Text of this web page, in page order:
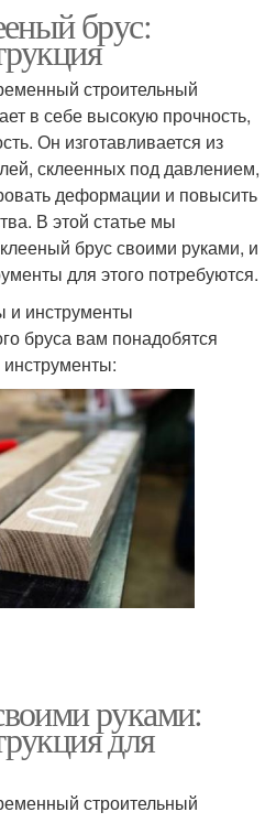
брус:
строительный
в себе высокую прочность,
Он изготавливается из
склеенных под давлением,
деформации и повысить
В этой статье мы
брус своими руками, и
для этого потребуются.
инструменты
бруса вам понадобятся
руками:
для
строительный